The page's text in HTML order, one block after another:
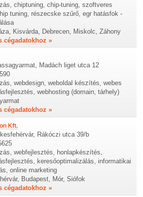
chiptuning, chip-tuning, szoftveres
tuning, részecske szűrő, egr hatásfok -
Kisvárda, Debrecen, Miskolc, Záhony
cégadatokhoz »
Madách liget utca 12
webdesign, weboldal készítés, webes
webhosting (domain, tárhely)
cégadatokhoz »
Kft.
Rákóczi utca 39/b
webfejlesztés, honlapkészítés,
keresőoptimalizálás, informatikai
online marketing
Budapest, Mór, Siófok
cégadatokhoz »